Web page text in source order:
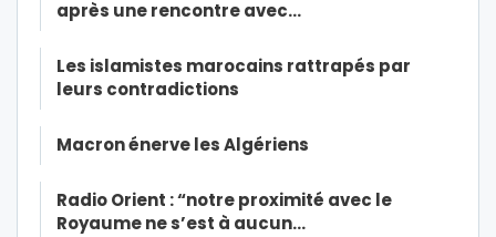
après une rencontre avec…
Les islamistes marocains rattrapés par
leurs contradictions
Macron énerve les Algériens
Radio Orient : “notre proximité avec le
Royaume ne s’est à aucun…